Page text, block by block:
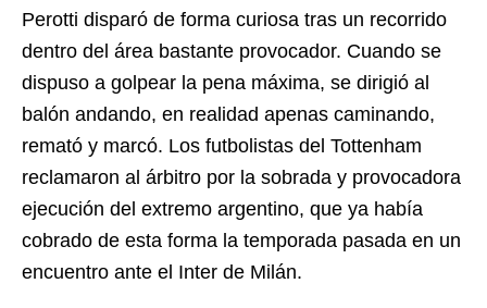
Perotti disparó de forma curiosa tras un recorrido
dentro del área bastante provocador. Cuando se
dispuso a golpear la pena máxima, se dirigió al
balón andando, en realidad apenas caminando,
remató y marcó. Los futbolistas del Tottenham
reclamaron al árbitro por la sobrada y provocadora
ejecución del extremo argentino, que ya había
cobrado de esta forma la temporada pasada en un
encuentro ante el Inter de Milán.